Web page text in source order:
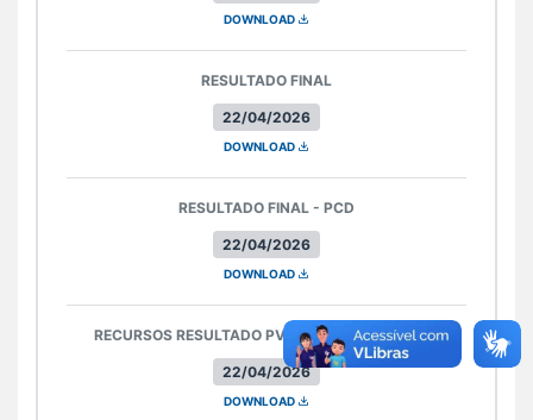
DOWNLOAD
22/04/2026
RESULTADO FINAL
DOWNLOAD
22/04/2026
RESULTADO FINAL - PCD
DOWNLOAD
22/04/2026
RECURSOS RESULTADO PVO - CLASSIFICATÓRIO
DOWNLOAD